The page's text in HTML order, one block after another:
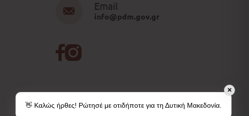
Email
info@pdm.gov.gr
✕
👋 Καλώς ήρθες! Ρώτησέ με οτιδήποτε για τη Δυτική Μακεδονία.